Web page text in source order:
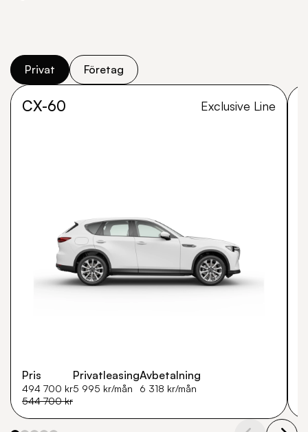
Privat Företag
CX-60 Exclusive Line
Pris
494 700 kr
544 700 kr
Privatleasing
5 995 kr/mån
Avbetalning
6 318 kr/mån